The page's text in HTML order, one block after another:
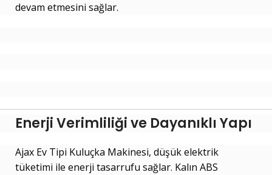
devam etmesini sağlar.
Enerji Verimliliği ve Dayanıklı Yapı
Ajax Ev Tipi Kuluçka Makinesi, düşük elektrik
tüketimi ile enerji tasarrufu sağlar. Kalın ABS